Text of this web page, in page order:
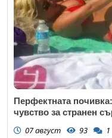
Перфектната
чувство за странен
07 август 93 1